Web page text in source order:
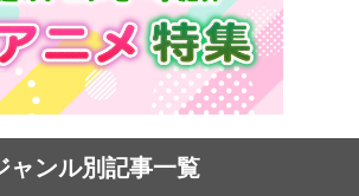
ャンル別記事一覧